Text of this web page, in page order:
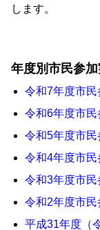
します。
年度別市民参
令和7年度市
令和6年度市
令和5年度市
令和4年度市
令和3年度市
令和2年度市
平成31年度（